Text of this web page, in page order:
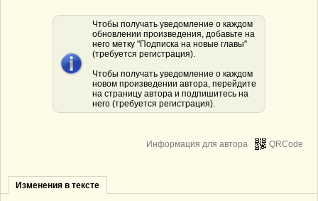
Чтобы получать уведомление о каждом
обновлении произведения, добавьте на
него метку "Подписка на новые главы"
(требуется регистрация).
Чтобы получать уведомление о каждом
новом произведении автора, перейдите
на страницу автора и подпишитесь на
него (требуется регистрация).
QRCode
Информация для автора
Изменения в тексте